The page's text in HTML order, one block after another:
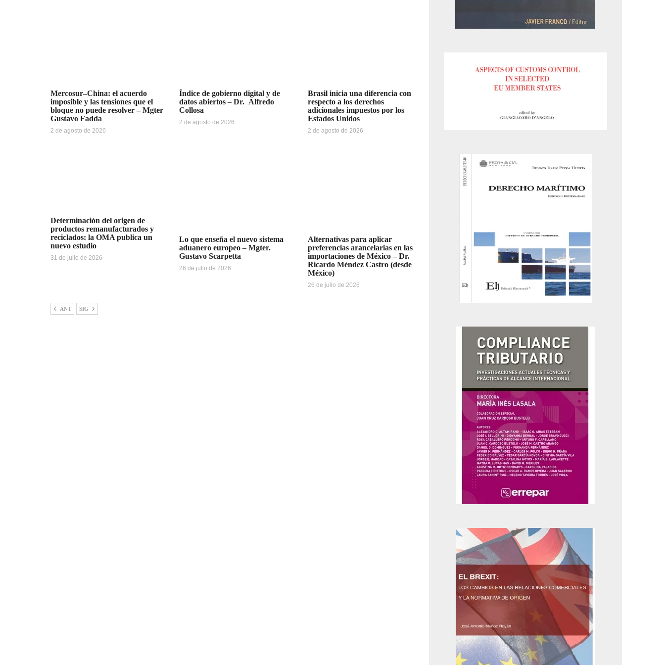
Mercosur–China: el acuerdo
imposible y las tensiones que el
bloque no puede resolver – Mgter
Gustavo Fadda
2 de agosto de 2026
Índice de gobierno digital y de
datos abiertos – Dr. Alfredo
Collosa
2 de agosto de 2026
Brasil inicia una diferencia con
respecto a los derechos
adicionales impuestos por los
Estados Unidos
2 de agosto de 2026
Determinación del origen de
productos remanufacturados y
reciclados: la OMA publica un
nuevo estudio
31 de julio de 2026
Lo que enseña el nuevo sistema
aduanero europeo – Mgter.
Gustavo Scarpetta
26 de julio de 2026
Alternativas para aplicar
preferencias arancelarias en las
importaciones de México – Dr.
Ricardo Méndez Castro (desde
México)
26 de julio de 2026
ANT SIG